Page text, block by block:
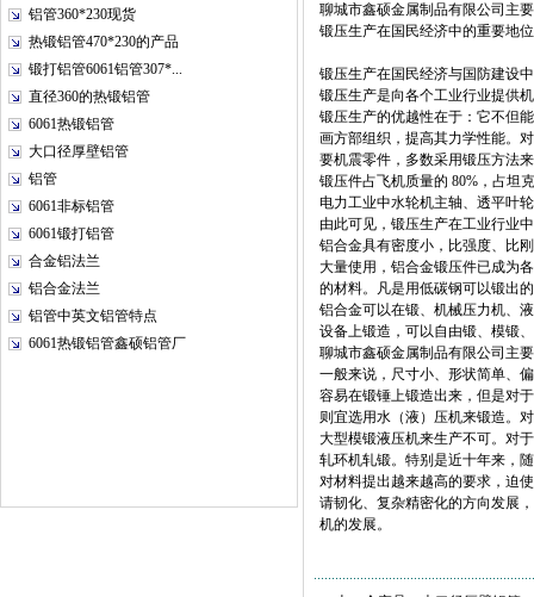
铝管360*230现货
热锻铝管470*230的产品
锻打铝管6061铝管307*...
直径360的热锻铝管
6061热锻铝管
大口径厚壁铝管
铝管
6061非标铝管
6061锻打铝管
合金铝法兰
铝合金法兰
铝管中英文铝管特点
6061热锻铝管鑫硕铝管厂
聊城市鑫硕金属制品有限公司主
锻压生产在国民经济中的重要地
锻压生产在国民经济与国防建设
锻压生产是向各个工业行业提供
锻压生产的优越性在于：它不但
画方部组织，提高其力学性能。
要机震零件，多数采用锻压方法
锻压件占飞机质量的 80%，占坦
电力工业中水轮机主轴、透平叶
由此可见，锻压生产在工业行业
铝合金具有密度小，比强度、比
大量使用，铝合金锻压件已成为
的材料。凡是用低碳钢可以锻出
铝合金可以在锻、机械压力机、
设备上锻造，可以自由锻、模锻
聊城市鑫硕金属制品有限公司主
一般来说，尺寸小、形状简单、
容易在锻锤上锻造出来，但是对
则宜选用水（液）压机来锻造。
大型模锻液压机来生产不可。对
轧环机轧锻。特别是近十年来，
对材料提出越来越高的要求，迫
请韧化、复杂精密化的方向发展
机的发展。